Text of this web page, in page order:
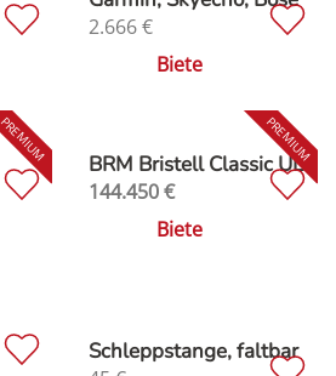
2.666€
Biete
BRM Bristell Classic UL
144.450€
Biete
Schleppstange, faltbar